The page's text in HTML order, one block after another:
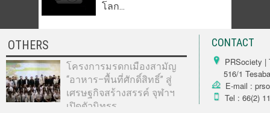
โลก...
OTHERS
โครงการมรดกเมืองสามัญ
“อาหาร–พื้นที่ศักดิ์สิทธิ์” สู่
เศรษฐกิจสร้างสรรค์ จุฬาฯ
เปิดตัวนิทรร...
CONTACT
PRSociety |
516/1
E-mail :
Tel : 66(2)